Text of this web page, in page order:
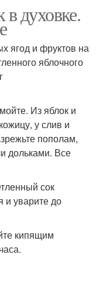
в духовке.
ягод и фруктов на
яблочного
Из яблок и
у слив и
пополам,
дольками. Все
сок
и уварите до
кипящим